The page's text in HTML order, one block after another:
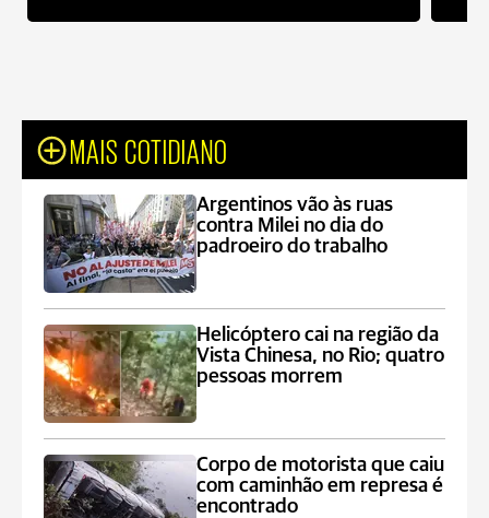
MAIS COTIDIANO
Argentinos vão às ruas
contra Milei no dia do
padroeiro do trabalho
Helicóptero cai na região da
Vista Chinesa, no Rio; quatro
pessoas morrem
Corpo de motorista que caiu
com caminhão em represa é
encontrado